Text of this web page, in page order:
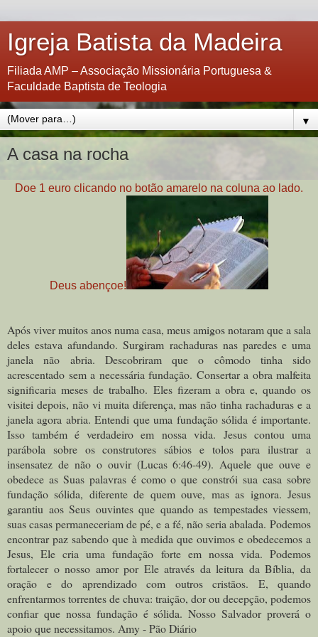
Igreja Batista da Madeira
Filiada AMP – Associação Missionária Portuguesa &
Faculdade Baptista de Teologia
▼
A casa na rocha
Doe 1 euro clicando no botão amarelo na coluna ao lado.
Deus abençoe!
Após viver muitos anos numa casa, meus amigos notaram que a sala
deles estava afundando. Surgiram rachaduras nas paredes e uma
janela não abria. Descobriram que o cômodo tinha sido
acrescentado sem a necessária fundação. Consertar a obra malfeita
significaria meses de trabalho. Eles fizeram a obra e, quando os
visitei depois, não vi muita diferença, mas não tinha rachaduras e a
janela agora abria. Entendi que uma fundação sólida é importante.
Isso também é verdadeiro em nossa vida. Jesus contou uma
parábola sobre os construtores sábios e tolos para ilustrar a
insensatez de não o ouvir (Lucas 6:46-49). Aquele que ouve e
obedece as Suas palavras é como o que constrói sua casa sobre
fundação sólida, diferente de quem ouve, mas as ignora. Jesus
garantiu aos Seus ouvintes que quando as tempestades viessem,
suas casas permaneceriam de pé, e a fé, não seria abalada. Podemos
encontrar paz sabendo que à medida que ouvimos e obedecemos a
Jesus, Ele cria uma fundação forte em nossa vida. Podemos
fortalecer o nosso amor por Ele através da leitura da Bíblia, da
oração e do aprendizado com outros cristãos. E, quando
enfrentarmos torrentes de chuva: traição, dor ou decepção, podemos
confiar que nossa fundação é sólida. Nosso Salvador proverá o
apoio que necessitamos. Amy - Pão Diário